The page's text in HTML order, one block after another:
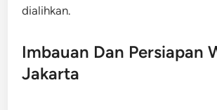
dialihkan.
Imbauan Dan Persiapan
Jakarta